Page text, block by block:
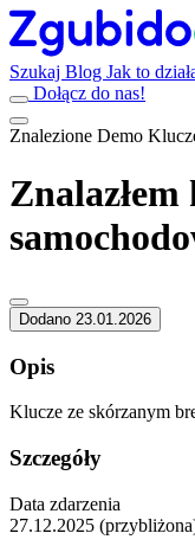
Szukaj Blog Jak to
Dołącz do nas!
Znalezione Demo
Znalazłem
Dodano 23.01.2026
Opis
Klucze ze skórzanym
Szczegóły
Data zdarzenia
27.12.2025